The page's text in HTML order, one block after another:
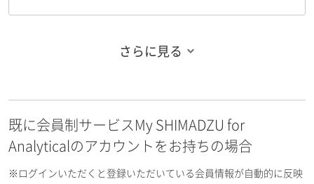
お名前フリガナ（名）
さらに見る
既に会員制サービスMy SHIMADZU for
Analyticalのアカウントをお持ちの場合
※ログインいただくと登録いただいている会員情報が自動的に反映